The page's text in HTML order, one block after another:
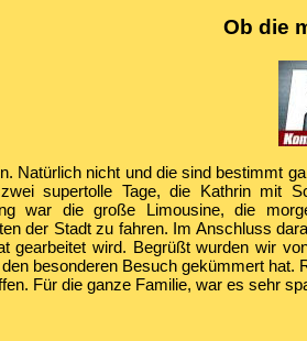
Ob die
Natürlich nicht und die sind bestimmt
supertolle Tage, die Kathrin mit
war die große Limousine, die
der Stadt zu fahren. Im Anschluss
gearbeitet wird. Begrüßt wurden wir
besonderen Besuch gekümmert
Für die ganze Familie, war es sehr